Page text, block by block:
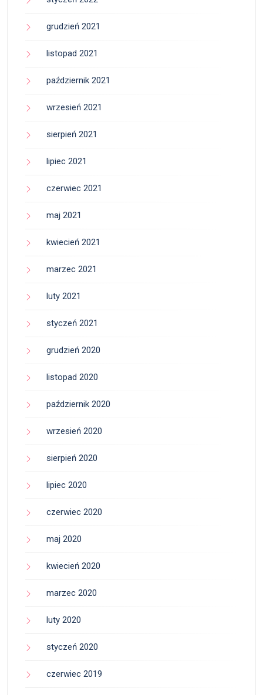
grudzień 2021
listopad 2021
październik 2021
wrzesień 2021
sierpień 2021
lipiec 2021
czerwiec 2021
maj 2021
kwiecień 2021
marzec 2021
luty 2021
styczeń 2021
grudzień 2020
listopad 2020
październik 2020
wrzesień 2020
sierpień 2020
lipiec 2020
czerwiec 2020
maj 2020
kwiecień 2020
marzec 2020
luty 2020
styczeń 2020
czerwiec 2019